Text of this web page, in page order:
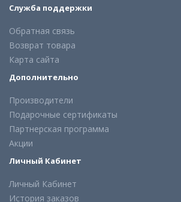
Служба поддержки
Обратная связь
Возврат товара
Карта сайта
Дополнительно
Производители
Подарочные сертификаты
Партнерская программа
Акции
Личный Кабинет
Личный Кабинет
История заказов